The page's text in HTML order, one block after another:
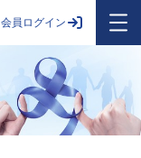
会員ログイン